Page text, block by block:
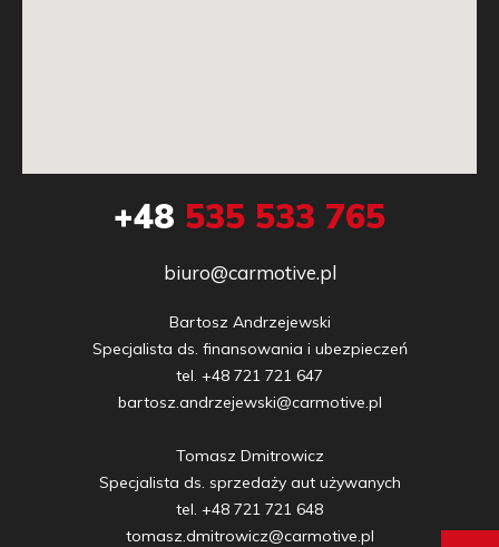
+48 535 533 765
biuro@carmotive.pl
Bartosz Andrzejewski
Specjalista ds. finansowania i ubezpieczeń
tel. +48 721 721 647
bartosz.andrzejewski@carmotive.pl
Tomasz Dmitrowicz
Specjalista ds. sprzedaży aut używanych
tel. +48 721 721 648
tomasz.dmitrowicz@carmotive.pl